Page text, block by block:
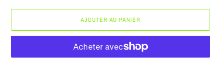
AJOUTER AU PANIER